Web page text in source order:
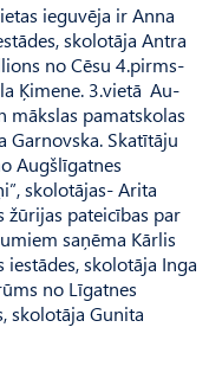
ieguvēja ir Anna
skolotāja Antra
no Cēsu 4.pirms­
Ķimene. 3.vietā Au­
mākslas pamatskolas
Gar­novska. Skatītāju
Augš­līgatnes
skolotājas- Ari­ta
žūrijas pateicības par
saņēma Kārlis
skolotāja Inga
no Līgatnes
skolotāja Gunita